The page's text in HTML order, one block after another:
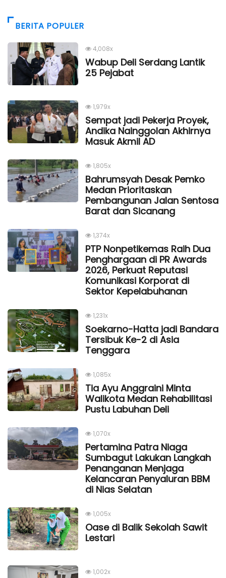
BERITA POPULER
4,008x
Wabup Deli Serdang Lantik
25 Pejabat
1,979x
Sempat jadi Pekerja Proyek,
Andika Nainggolan Akhirnya
Masuk Akmil AD
1,805x
Bahrumsyah Desak Pemko
Medan Prioritaskan
Pembangunan Jalan Sentosa
Barat dan Sicanang
1,374x
PTP Nonpetikemas Raih Dua
Penghargaan di PR Awards
2026, Perkuat Reputasi
Komunikasi Korporat di
Sektor Kepelabuhanan
1,231x
Soekarno-Hatta jadi Bandara
Tersibuk Ke-2 di Asia
Tenggara
1,085x
Tia Ayu Anggraini Minta
Walikota Medan Rehabilitasi
Pustu Labuhan Deli
1,070x
Pertamina Patra Niaga
Sumbagut Lakukan Langkah
Penanganan Menjaga
Kelancaran Penyaluran BBM
di Nias Selatan
1,005x
Oase di Balik Sekolah Sawit
Lestari
1,002x